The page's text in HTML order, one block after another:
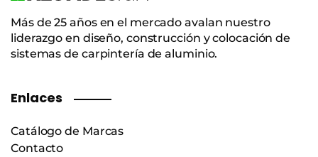
Más de 25 años en el mercado avalan nuestro
liderazgo en diseño, construcción y colocación de
sistemas de carpintería de aluminio.
Enlaces
Catálogo de Marcas
Contacto